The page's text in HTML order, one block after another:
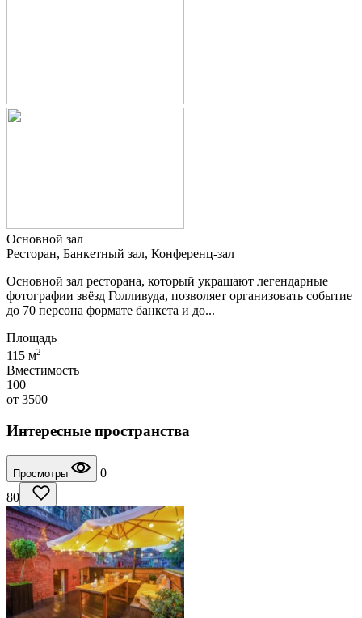
Основной зал
Ресторан, Банкетный зал, Конференц-зал
Основной зал ресторана, который украшают легендарные
фотографии звёзд Голливуда, позволяет организовать событие
до 70 персона формате банкета и до...
Площадь
115 м2
Вместимость
100
от 3500
Интересные пространства
Просмотры
0
80